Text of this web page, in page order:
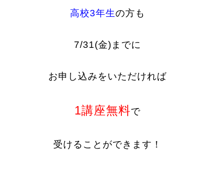
高校3年生の方も
7/31(金)までに
お申し込みをいただければ
1講座無料で
受けることができます！